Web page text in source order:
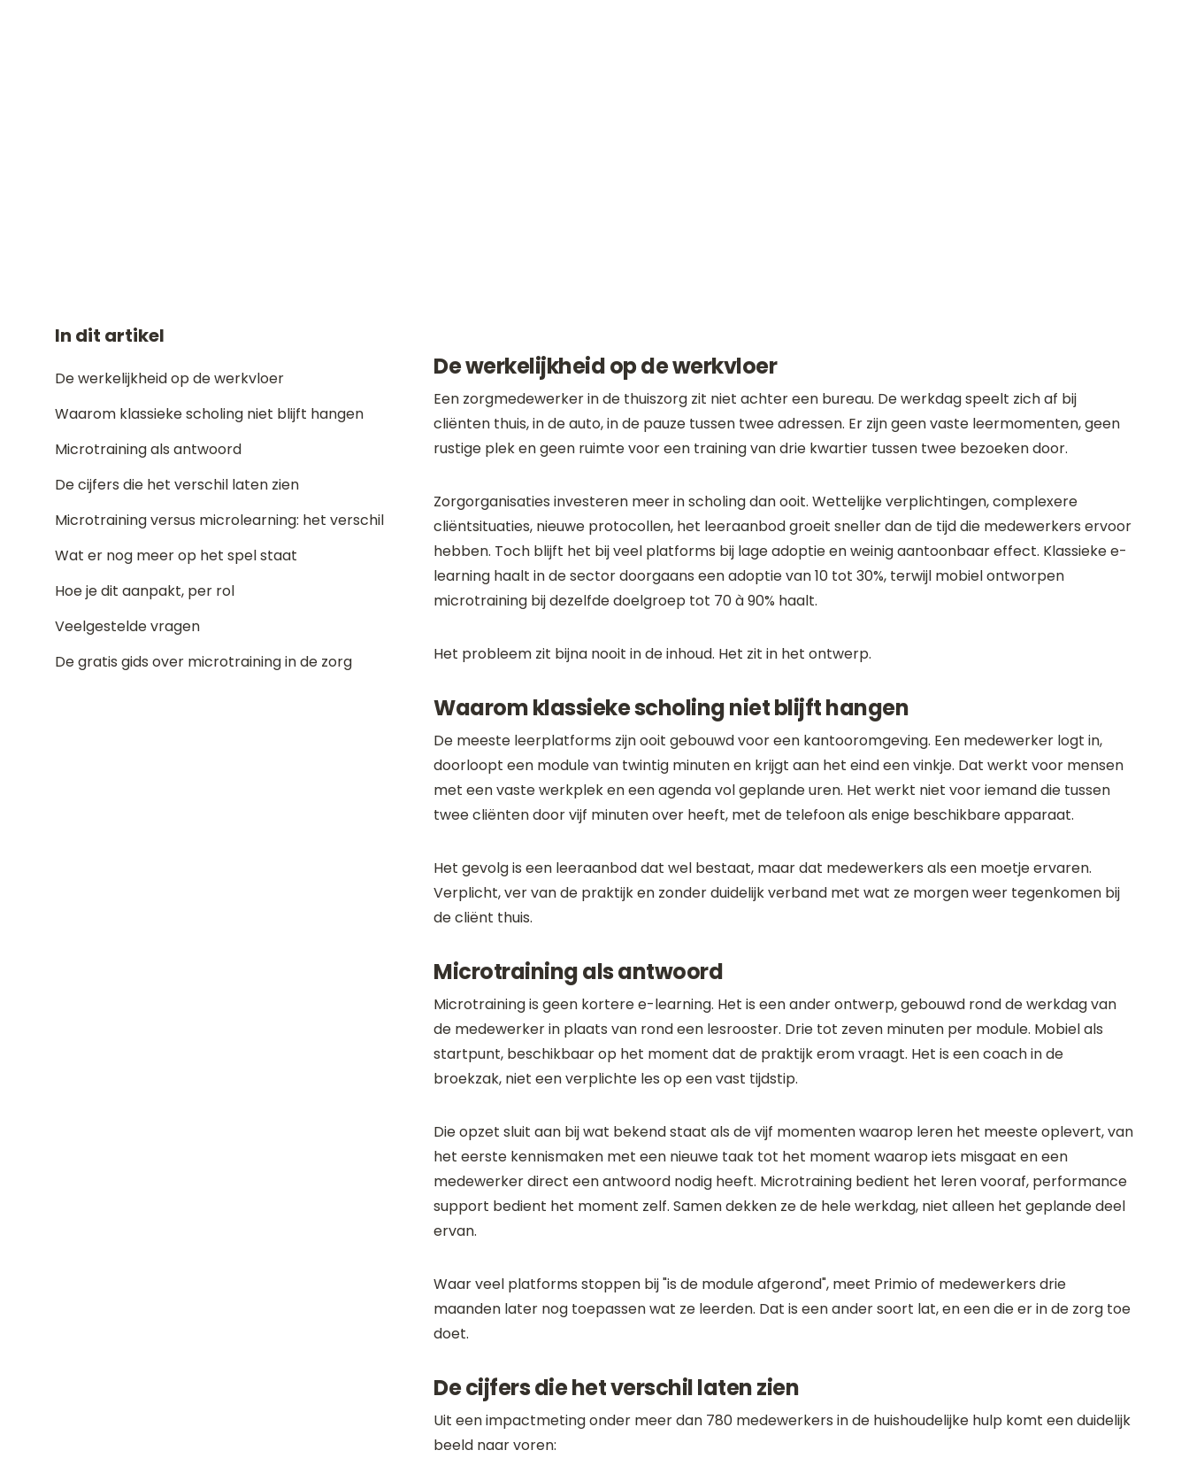
In dit artikel
De werkelijkheid op de werkvloer
Waarom klassieke scholing niet blijft hangen
Microtraining als antwoord
De cijfers die het verschil laten zien
Microtraining versus microlearning: het verschil
Wat er nog meer op het spel staat
Hoe je dit aanpakt, per rol
Veelgestelde vragen
De gratis gids over microtraining in de zorg
De werkelijkheid op de werkvloer
Een zorgmedewerker in de thuiszorg zit niet achter een bureau. De werkdag speelt zich af bij
cliënten thuis, in de auto, in de pauze tussen twee adressen. Er zijn geen vaste leermomenten, geen
rustige plek en geen ruimte voor een training van drie kwartier tussen twee bezoeken door.
Zorgorganisaties investeren meer in scholing dan ooit. Wettelijke verplichtingen, complexere
cliëntsituaties, nieuwe protocollen, het leeraanbod groeit sneller dan de tijd die medewerkers ervoor
hebben. Toch blijft het bij veel platforms bij lage adoptie en weinig aantoonbaar effect. Klassieke e-
learning haalt in de sector doorgaans een adoptie van 10 tot 30%, terwijl mobiel ontworpen
microtraining bij dezelfde doelgroep tot 70 à 90% haalt.
Het probleem zit bijna nooit in de inhoud. Het zit in het ontwerp.
Waarom klassieke scholing niet blijft hangen
De meeste leerplatforms zijn ooit gebouwd voor een kantooromgeving. Een medewerker logt in,
doorloopt een module van twintig minuten en krijgt aan het eind een vinkje. Dat werkt voor mensen
met een vaste werkplek en een agenda vol geplande uren. Het werkt niet voor iemand die tussen
twee cliënten door vijf minuten over heeft, met de telefoon als enige beschikbare apparaat.
Het gevolg is een leeraanbod dat wel bestaat, maar dat medewerkers als een moetje ervaren.
Verplicht, ver van de praktijk en zonder duidelijk verband met wat ze morgen weer tegenkomen bij
de cliënt thuis.
Microtraining als antwoord
Microtraining is geen kortere e-learning. Het is een ander ontwerp, gebouwd rond de werkdag van
de medewerker in plaats van rond een lesrooster. Drie tot zeven minuten per module. Mobiel als
startpunt, beschikbaar op het moment dat de praktijk erom vraagt. Het is een coach in de
broekzak, niet een verplichte les op een vast tijdstip.
Die opzet sluit aan bij wat bekend staat als de vijf momenten waarop leren het meeste oplevert, van
het eerste kennismaken met een nieuwe taak tot het moment waarop iets misgaat en een
medewerker direct een antwoord nodig heeft. Microtraining bedient het leren vooraf, performance
support bedient het moment zelf. Samen dekken ze de hele werkdag, niet alleen het geplande deel
ervan.
Waar veel platforms stoppen bij "is de module afgerond", meet Primio of medewerkers drie
maanden later nog toepassen wat ze leerden. Dat is een ander soort lat, en een die er in de zorg toe
doet.
De cijfers die het verschil laten zien
Uit een impactmeting onder meer dan 780 medewerkers in de huishoudelijke hulp komt een duidelijk
beeld naar voren: